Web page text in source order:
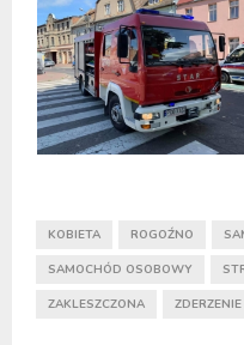
KOBIETA ROGOŹNO
SAMOCHÓD OSOBOWY
ZAKLESZCZONA ZDERZENIE